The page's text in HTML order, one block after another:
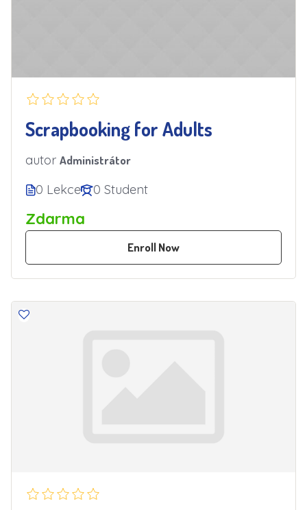
Scrapbooking for Adults
autor Administrátor
0 Lekce 0 Student
Zdarma
Enroll Now